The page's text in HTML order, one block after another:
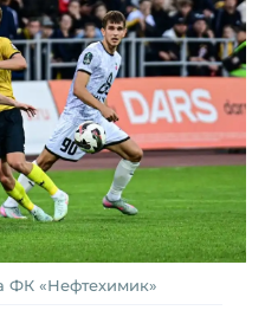
ФК «Нефтехимик»